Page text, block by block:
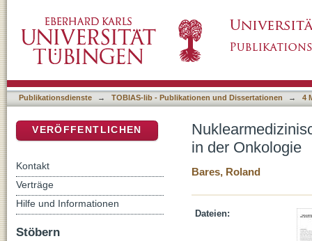
Publikationsdienste → TOBIAS-lib - Publikationen und Dissertationen → 4
in der Onkologie
Bares, Roland
Dateien:
VERÖFFENTLICHEN
Kontakt
Verträge
Hilfe und Informationen
Stöbern